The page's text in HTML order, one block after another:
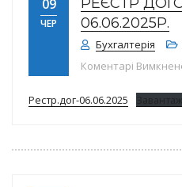
09
ЧЕР
06.06.2025Р.
Бухгалтерія
Коментарі
Рестр.дог-06.06.2025